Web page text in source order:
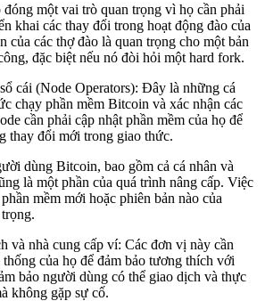
một vai trò quan trọng vì họ cần phải
khai các thay đổi trong hoạt động đào của
của các thợ đào là quan trọng cho một bản
đặc biệt nếu nó đòi hỏi một hard fork.
cái (Node Operators): Đây là những cá
chạy phần mềm Bitcoin và xác nhận các
cần phải cập nhật phần mềm của họ để
thay đổi mới trong giao thức.
dùng Bitcoin, bao gồm cả cá nhân và
là một phần của quá trình nâng cấp. Việc
mềm mới hoặc phiên bản nào của
và nhà cung cấp ví: Các đơn vị này cần
thống của họ để đảm bảo tương thích với
bảo người dùng có thể giao dịch và thực
không gặp sự cố.